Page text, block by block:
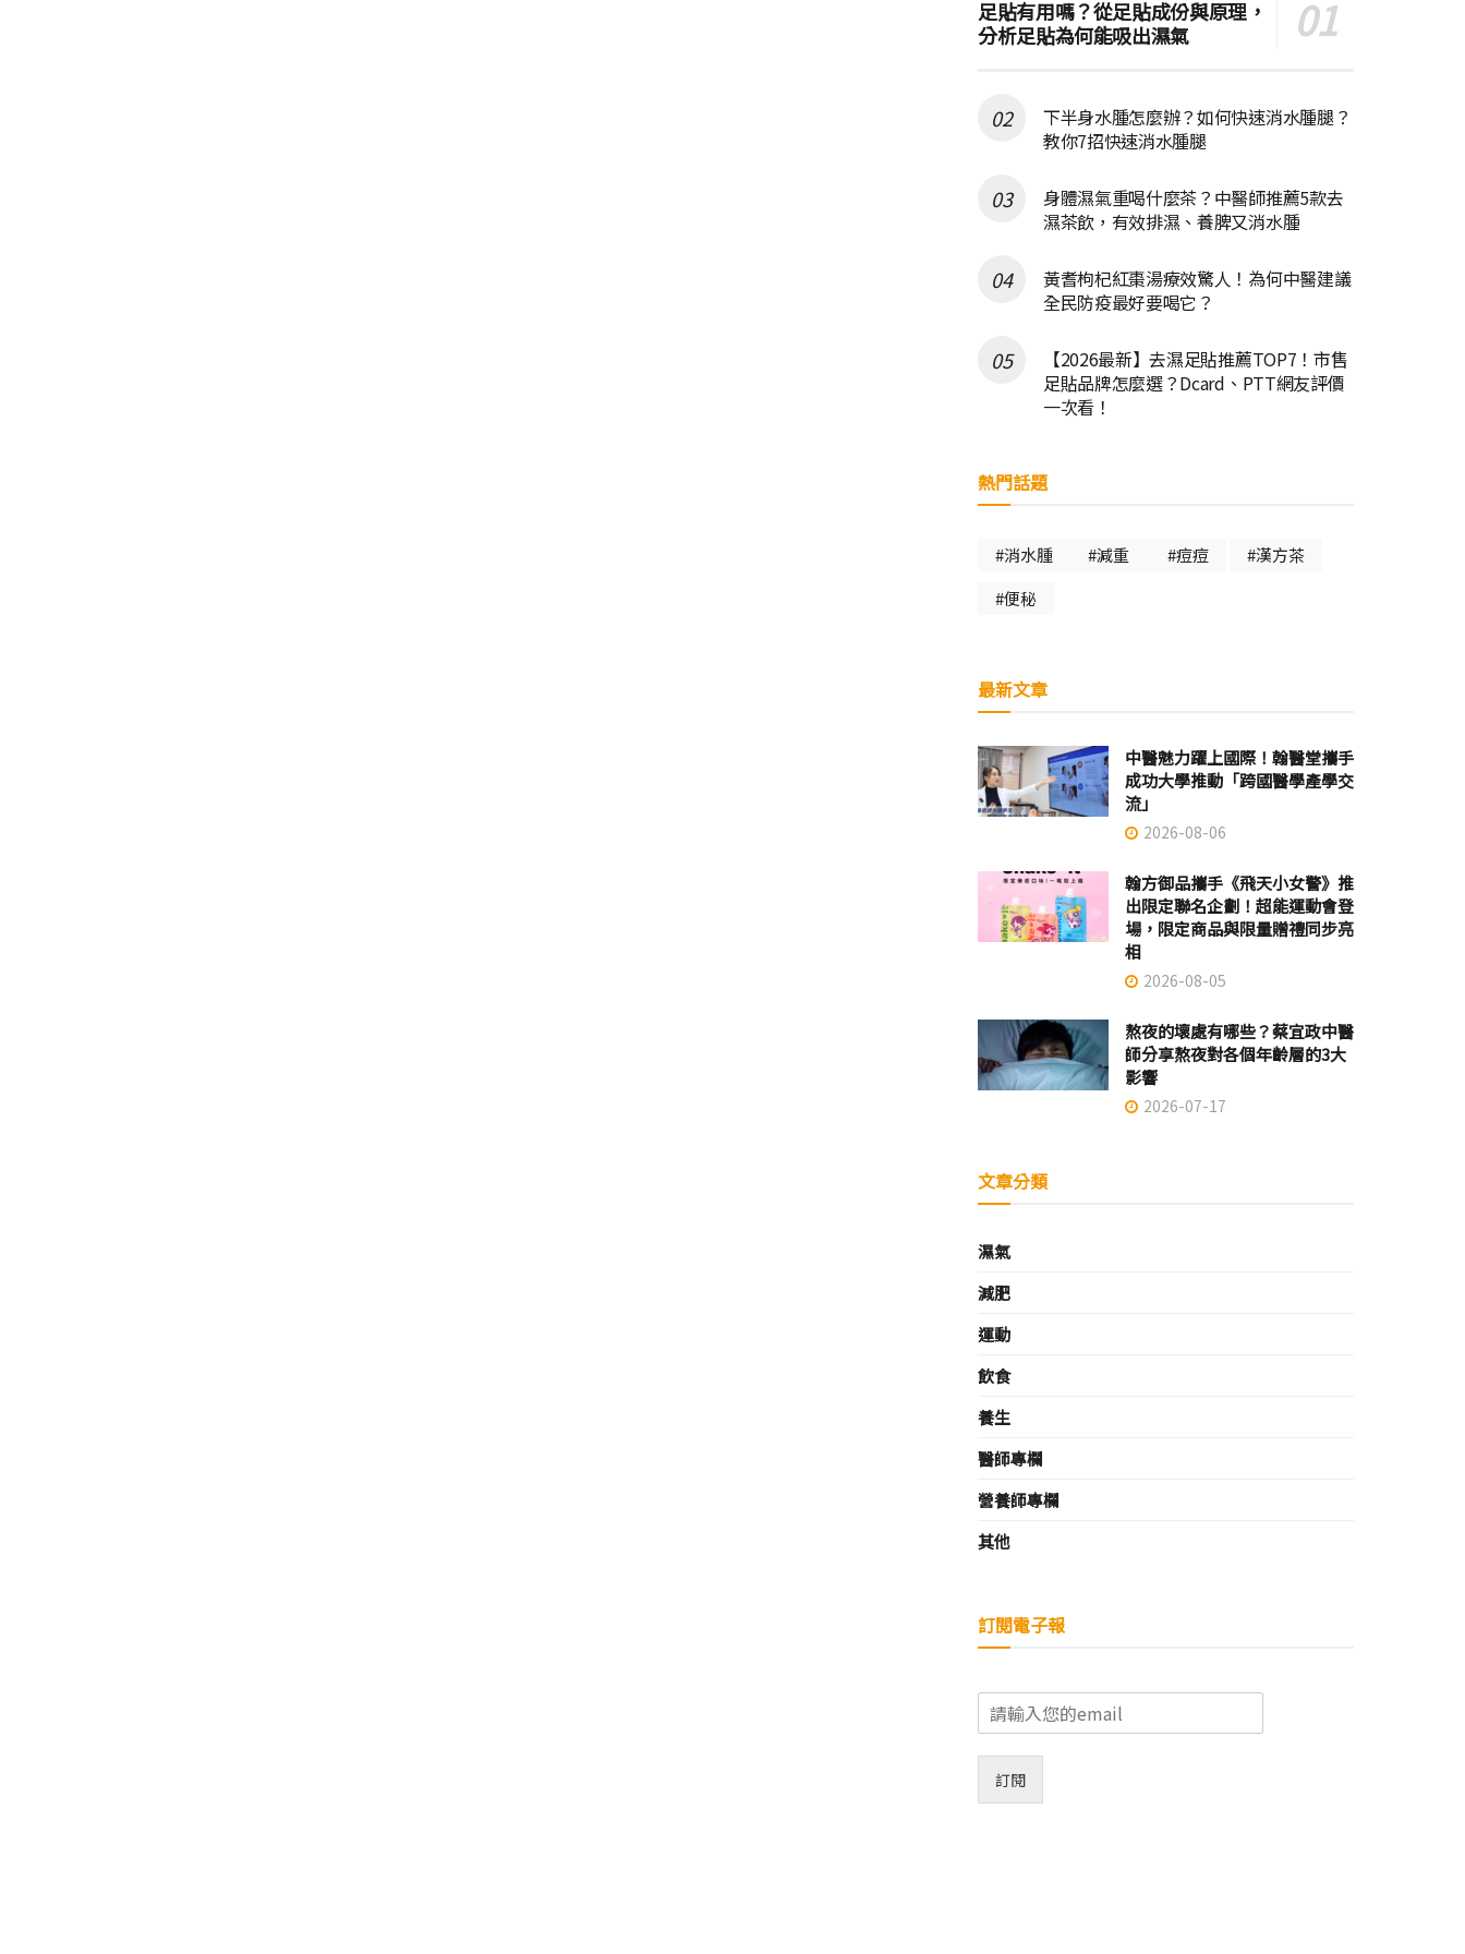
足貼有用嗎？從足貼成份與原理，
分析足貼為何能吸出濕氣
下半身水腫怎麼辦？如何快速消水腫腿？
教你7招快速消水腫腿
身體濕氣重喝什麼茶？中醫師推薦5款去
濕茶飲，有效排濕、養脾又消水腫
黃耆枸杞紅棗湯療效驚人！為何中醫建議
全民防疫最好要喝它？
【2026最新】去濕足貼推薦TOP7！市售
足貼品牌怎麼選？Dcard、PTT網友評價
一次看！
熱門話題
#消水腫 #減重 #痘痘
#漢方茶
#便秘
最新文章
中醫魅力躍上國際！翰醫堂攜手
成功大學推動「跨國醫學產學交
流」
2026-08-06
翰方御品攜手《飛天小女警》推
出限定聯名企劃！超能運動會登
場，限定商品與限量贈禮同步亮
相
2026-08-05
熬夜的壞處有哪些？蔡宜政中醫
師分享熬夜對各個年齡層的3大
影響
2026-07-17
文章分類
濕氣
減肥
運動
飲食
養生
醫師專欄
營養師專欄
其他
訂閱電子報
E
m
*
訂閱